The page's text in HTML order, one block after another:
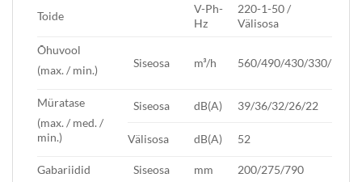
Toide
V-Ph-
Hz
220-1-50 /
Välisosa
Õhuvool
(max. / min.)
Siseosa m³/h 560/490/430/330/
Müratase
(max. / med. /
min.)
Siseosa dB(A) 39/36/32/26/22
Välisosa dB(A) 52
Gabariidid
Siseosa mm
200/275/790